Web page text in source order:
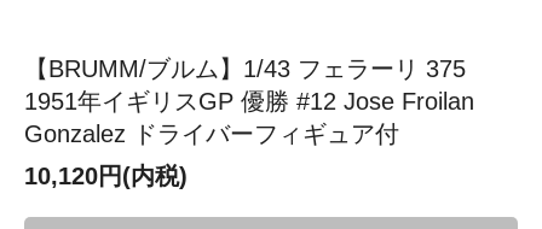
【BRUMM/ブルム】1/43 フェラーリ 375
1951年イギリスGP 優勝 #12 Jose Froilan
Gonzalez ドライバーフィギュア付
10,120円(内税)